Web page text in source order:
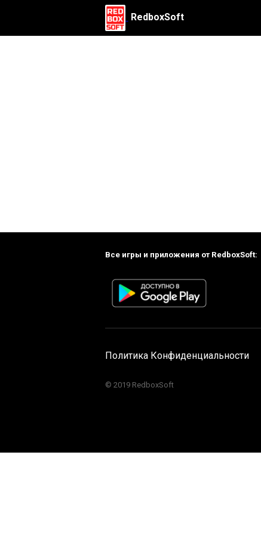
RedboxSoft
Все игры и приложения от RedboxSoft:
Политика Конфиденциальности
© 2019 RedboxSoft